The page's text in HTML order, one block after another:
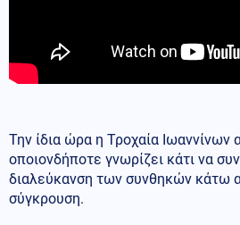
Την ίδια ώρα η Τροχαία Ιωαννίνων
οποιονδήποτε γνωρίζει κάτι να
διαλεύκανση των συνθηκών κάτω
σύγκρουση.